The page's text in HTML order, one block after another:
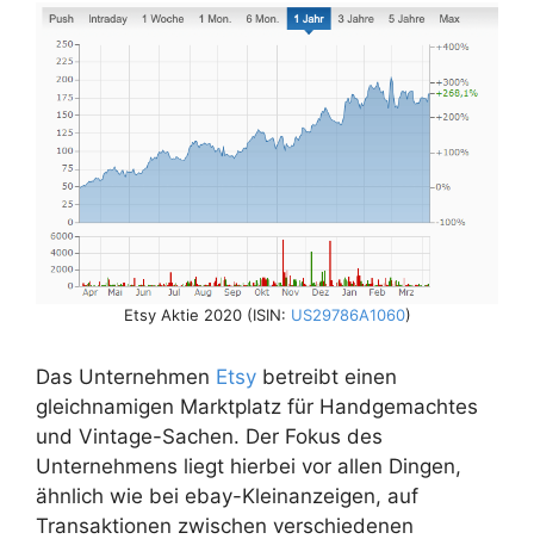
Etsy Aktie 2020 (ISIN: US29786A1060)
Das Unternehmen Etsy betreibt einen
gleichnamigen Marktplatz für Handgemachtes
und Vintage-Sachen. Der Fokus des
Unternehmens liegt hierbei vor allen Dingen,
ähnlich wie bei ebay-Kleinanzeigen, auf
Transaktionen zwischen verschiedenen